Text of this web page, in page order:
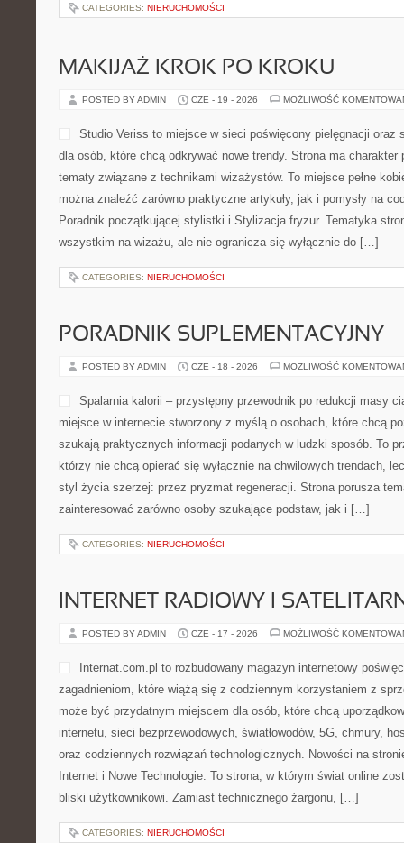
CATEGORIES: NIERUCHOMOŚCI
MAKIJAŻ KROK PO KROKU
POSTED BY ADMIN CZE - 19 - 2026 MOŻLIWOŚĆ
Studio Veriss to miejsce w sieci poświęcony pielęgnacji oraz
dla osób, które chcą odkrywać nowe trendy. Strona ma charakter
tematy związane z technikami wizażystów. To miejsce pełne
można znaleźć zarówno praktyczne artykuły, jak i pomysły na
Poradnik początkującej stylistki i Stylizacja fryzur. Tematyka
wszystkim na wizażu, ale nie ogranicza się wyłącznie do […]
CATEGORIES: NIERUCHOMOŚCI
PORADNIK SUPLEMENTACYJNY
POSTED BY ADMIN CZE - 18 - 2026 MOŻLIWOŚĆ
Spalarnia kalorii – przystępny przewodnik po redukcji masy
miejsce w internecie stworzony z myślą o osobach, które chcą
szukają praktycznych informacji podanych w ludzki sposób. To
którzy nie chcą opierać się wyłącznie na chwilowych trendach,
styl życia szerzej: przez pryzmat regeneracji. Strona porusza
zainteresować zarówno osoby szukające podstaw, jak i […]
CATEGORIES: NIERUCHOMOŚCI
INTERNET RADIOWY I
POSTED BY ADMIN CZE - 17 - 2026 MOŻLIWOŚĆ
Internat.com.pl to rozbudowany magazyn internetowy
zagadnieniom, które wiążą się z codziennym korzystaniem z
może być przydatnym miejscem dla osób, które chcą
internetu, sieci bezprzewodowych, światłowodów, 5G, chmury,
oraz codziennych rozwiązań technologicznych. Nowości na
Internet i Nowe Technologie. To strona, w którym świat online
bliski użytkownikowi. Zamiast technicznego żargonu, […]
CATEGORIES: NIERUCHOMOŚCI